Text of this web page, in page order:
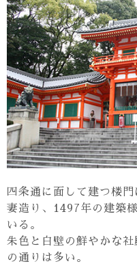
四条通に面して建つ楼
妻造り、1497年の建築
いる。
朱色と白壁の鮮やかな
の通りは多い。